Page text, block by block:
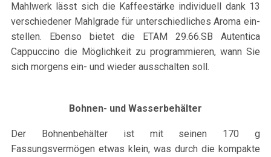
Mahlw­erk lässt sich die Kaffeestärke individuell dank 13
ver­schiedener Mahlgrade für unter­schiedliches Aroma ein­
stellen. Ebenso bietet die ETAM 29.66.SB Autentica
Cappuccino die Möglichkeit zu programmieren, wann Sie
sich morgens ein- und wieder ausschalten soll.
Bohnen- und Wasserbehälter
Der Bohnenbehälter ist mit seinen 170 g
Fassungsvermögen etwas klein, was durch die kompakte